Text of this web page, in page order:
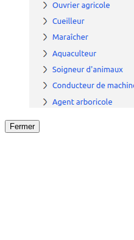
Fermer